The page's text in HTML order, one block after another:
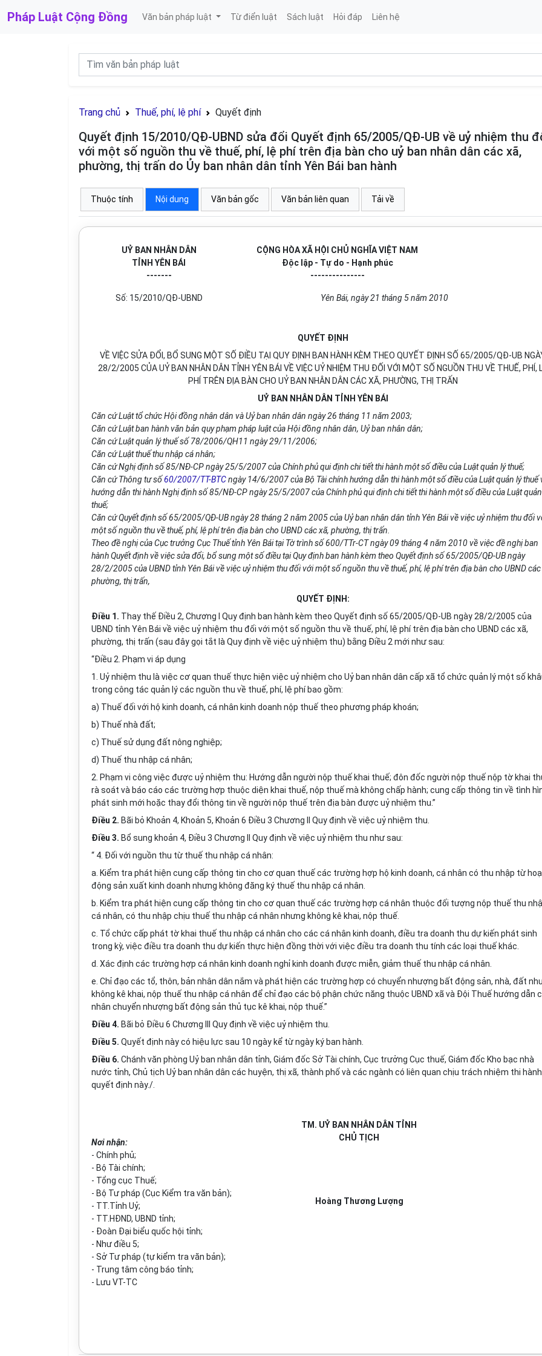
Pháp Luật Cộng Đồng Văn bản pháp luật Từ điển luật Sách luật Hỏi đáp Liên hệ
Trang chủ Thuế, phí, lệ phí Quyết định
Quyết định 15/2010/QĐ-UBND sửa đổi Quyết định 65/2005/QĐ-UB về uỷ nhiệm thu
với một số nguồn thu về thuế, phí, lệ phí trên địa bàn cho uỷ ban nhân dân các xã,
phường, thị trấn do Ủy ban nhân dân tỉnh Yên Bái ban hành
Thuộc tính Nội dung Văn bản gốc Văn bản liên quan Tải về
UỶ BAN NHÂN DÂN
TỈNH YÊN BÁI
-------
CỘNG HÒA XÃ HỘI CHỦ NGHĨA VIỆT NAM
Độc lập - Tự do - Hạnh phúc
---------------
Số: 15/2010/QĐ-UBND Yên Bái, ngày 21 tháng 5 năm 2010
QUYẾT ĐỊNH
VỀ VIỆC SỬA ĐỔI, BỔ SUNG MỘT SỐ ĐIỀU TẠI QUY ĐỊNH BAN HÀNH KÈM THEO QUYẾT ĐỊNH SỐ 65/2005/QĐ-UB
28/2/2005 CỦA UỶ BAN NHÂN DÂN TỈNH YÊN BÁI VỀ VIỆC UỶ NHIỆM THU ĐỐI VỚI MỘT SỐ NGUỒN THU VỀ THUẾ, PHÍ,
PHÍ TRÊN ĐỊA BÀN CHO UỶ BAN NHÂN DÂN CÁC XÃ, PHƯỜNG, THỊ TRẤN
UỶ BAN NHÂN DÂN TỈNH YÊN BÁI
Căn cứ Luật tổ chức Hội đồng nhân dân và Uỷ ban nhân dân ngày 26 tháng 11 năm 2003;
Căn cứ Luật ban hành văn bản quy phạm pháp luật của Hội đồng nhân dân, Uỷ ban nhân dân;
Căn cứ Luật quản lý thuế số 78/2006/QH11 ngày 29/11/2006;
Căn cứ Luật thuế thu nhập cá nhân;
Căn cứ Nghị định số 85/NĐ-CP ngày 25/5/2007 của Chính phủ qui định chi tiết thi hành một số điều của Luật quản lý thuế;
Căn cứ Thông tư số60/2007/TT-BTCngày 14/6/2007 của Bộ Tài chính hướng dẫn thi hành một số điều của Luật quản lý thuế
hướng dẫn thi hành Nghị định số 85/NĐ-CP ngày 25/5/2007 của Chính phủ qui định chi tiết thi hành một số điều của Luật
thuế;
Căn cứ Quyết định số 65/2005/QĐ-UB ngày 28 tháng 2 năm 2005 của Uỷ ban nhân dân tỉnh Yên Bái về việc uỷ nhiệm thu đối
một số nguồn thu về thuế, phí, lệ phí trên địa bàn cho UBND các xã, phường, thị trấn.
Theo đề nghị của Cục trưởng Cục Thuế tỉnh Yên Bái tại Tờ trình số 600/TTr-CT ngày 09 tháng 4 năm 2010 về việc đề nghị ban
hành Quyết định về việc sửa đổi, bổ sung một số điều tại Quy định ban hành kèm theo Quyết định số 65/2005/QĐ-UB ngày
28/2/2005 của UBND tỉnh Yên Bái về việc uỷ nhiệm thu đối với một số nguồn thu về thuế, phí, lệ phí trên địa bàn cho UBND các
phường, thị trấn,
QUYẾT ĐỊNH:
Điều 1. Thay thế Điều 2, Chương I Quy định ban hành kèm theo Quyết định số 65/2005/QĐ-UB ngày 28/2/2005 của
UBND tỉnh Yên Bái về việc uỷ nhiệm thu đối với một số nguồn thu về thuế, phí, lệ phí trên địa bàn cho UBND các xã,
phường, thị trấn (sau đây gọi tắt là Quy định về việc uỷ nhiệm thu) bằng Điều 2 mới như sau:
“Điều 2. Phạm vi áp dụng
1. Uỷ nhiệm thu là việc cơ quan thuế thực hiện việc uỷ nhiệm cho Uỷ ban nhân dân cấp xã tổ chức quản lý một số
trong công tác quản lý các nguồn thu về thuế, phí, lệ phí bao gồm:
a) Thuế đối với hộ kinh doanh, cá nhân kinh doanh nộp thuế theo phương pháp khoán;
b) Thuế nhà đất;
c) Thuế sử dụng đất nông nghiệp;
d) Thuế thu nhập cá nhân;
2. Phạm vi công việc được uỷ nhiệm thu: Hướng dẫn người nộp thuế khai thuế; đôn đốc người nộp thuế nộp tờ khai
rà soát và báo cáo các trường hợp thuộc diện khai thuế, nộp thuế mà không chấp hành; cung cấp thông tin về tình
phát sinh mới hoặc thay đổi thông tin về người nộp thuế trên địa bàn được uỷ nhiệm thu.”
Điều 2. Bãi bỏ Khoản 4, Khoản 5, Khoản 6 Điều 3 Chương II Quy định về việc uỷ nhiệm thu.
Điều 3. Bổ sung khoản 4, Điều 3 Chương II Quy định về việc uỷ nhiệm thu như sau:
“ 4. Đối với nguồn thu từ thuế thu nhập cá nhân:
a. Kiểm tra phát hiện cung cấp thông tin cho cơ quan thuế các trường hợp hộ kinh doanh, cá nhân có thu nhập từ
động sản xuất kinh doanh nhưng không đăng ký thuế thu nhập cá nhân.
b. Kiểm tra phát hiện cung cấp thông tin cho cơ quan thuế các trường hợp cá nhân thuộc đối tượng nộp thuế thu
cá nhân, có thu nhập chịu thuế thu nhập cá nhân nhưng không kê khai, nộp thuế.
c. Tổ chức cấp phát tờ khai thuế thu nhập cá nhân cho các cá nhân kinh doanh, điều tra doanh thu dự kiến phát sinh
trong kỳ, việc điều tra doanh thu dự kiến thực hiện đồng thời với việc điều tra doanh thu tính các loại thuế khác.
d. Xác định các trường hợp cá nhân kinh doanh nghỉ kinh doanh được miễn, giảm thuế thu nhập cá nhân.
e. Chỉ đạo các tổ, thôn, bản nhân dân nắm và phát hiện các trường hợp có chuyển nhượng bất động sản, nhà, đất
không kê khai, nộp thuế thu nhập cá nhân để chỉ đạo các bộ phận chức năng thuộc UBND xã và Đội Thuế hướng dẫn
nhân chuyển nhượng bất động sản thủ tục kê khai, nộp thuế.”
Điều 4. Bãi bỏ Điều 6 Chương III Quy định về việc uỷ nhiệm thu.
Điều 5. Quyết định này có hiệu lực sau 10 ngày kể từ ngày ký ban hành.
Điều 6. Chánh văn phòng Uỷ ban nhân dân tỉnh, Giám đốc Sở Tài chính, Cục trưởng Cục thuế, Giám đốc Kho bạc nhà
nước tỉnh, Chủ tịch Uỷ ban nhân dân các huyện, thị xã, thành phố và các ngành có liên quan chịu trách nhiệm thi hành
quyết định này./.
Nơi nhận:
- Chính phủ;
- Bộ Tài chính;
- Tổng cục Thuế;
- Bộ Tư pháp (Cục Kiểm tra văn bản);
- TT.Tỉnh Uỷ;
- TT.HĐND, UBND tỉnh;
- Đoàn Đại biểu quốc hội tỉnh;
- Như điều 5;
- Sở Tư pháp (tự kiểm tra văn bản);
- Trung tâm công báo tỉnh;
- Lưu VT-TC
TM. UỶ BAN NHÂN DÂN TỈNH
CHỦ TỊCH
Hoàng Thương Lượng